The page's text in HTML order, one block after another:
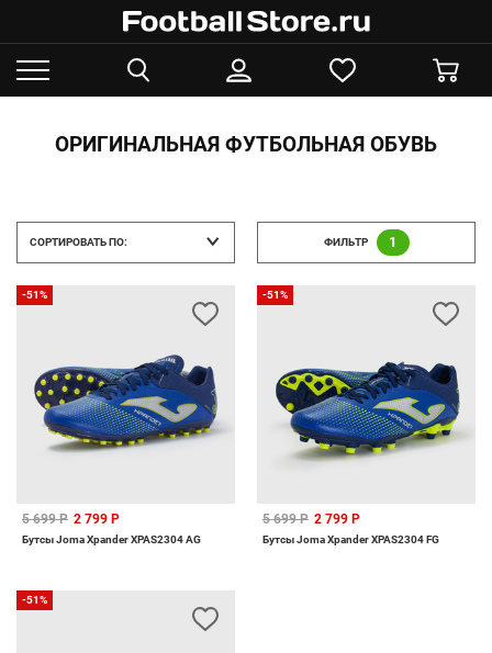
ОРИГИНАЛЬНАЯ ФУТБОЛЬНАЯ ОБУВЬ
СОРТИРОВАТЬ ПО: ФИЛЬТР 1
-51%
5 699 Р 2 799 Р
Бутсы Joma Xpander XPAS2304 AG
-51%
5 699 Р 2 799 Р
Бутсы Joma Xpander XPAS2304 FG
-51%